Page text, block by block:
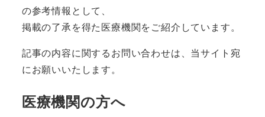
の参考情報として、
掲載の了承を得た医療機関をご紹介しています。
記事の内容に関するお問い合わせは、当サイト宛
にお願いいたします。
医療機関の方へ